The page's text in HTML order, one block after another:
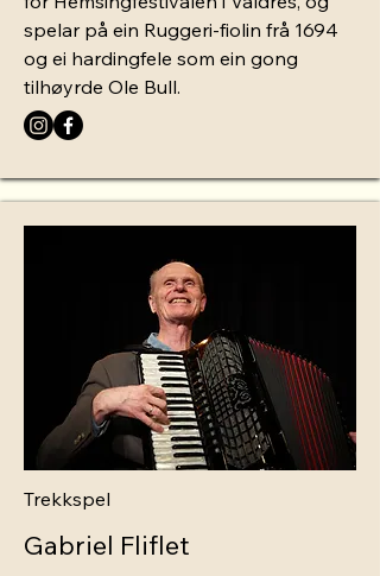
spelar på ein Ruggeri-fiolin frå 1694
og ei hardingfele som ein gong
tilhøyrde Ole Bull.
Trekkspel
Gabriel Fliflet